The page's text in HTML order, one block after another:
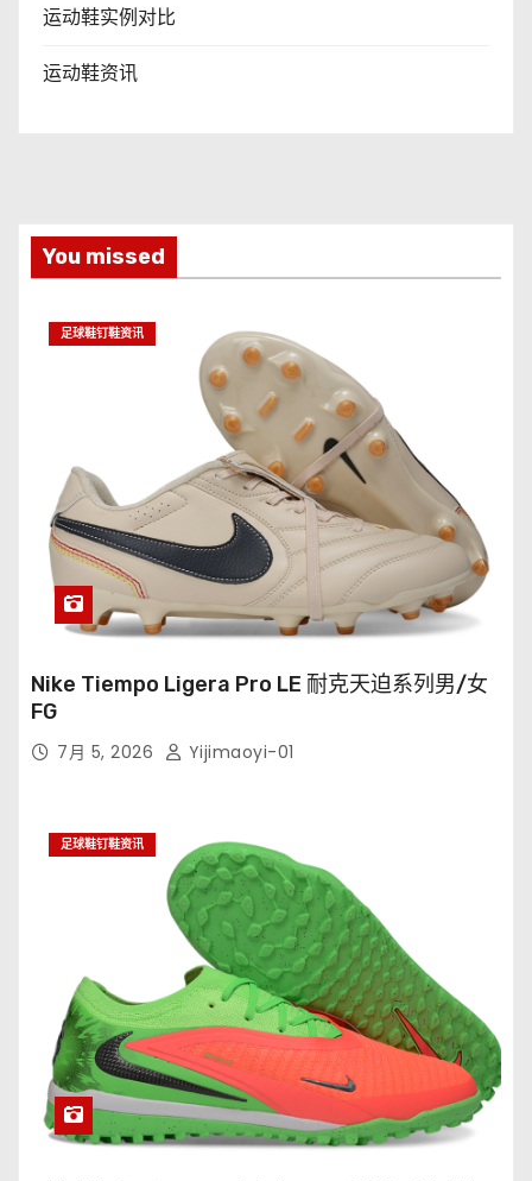
运动鞋实例对比
运动鞋资讯
You missed
足球鞋钉鞋资讯
Nike Tiempo Ligera Pro LE 耐克天迫系列男/女
FG
7月 5, 2026 Yijimaoyi-01
足球鞋钉鞋资讯